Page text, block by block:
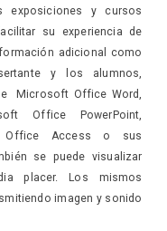
exposiciones y cursos
su experiencia de
adicional como
y los alumnos,
Microsoft Office Word,
Office PowerPoint,
Office Access o sus
se puede visualizar
placer. Los mismos
imagen y sonido